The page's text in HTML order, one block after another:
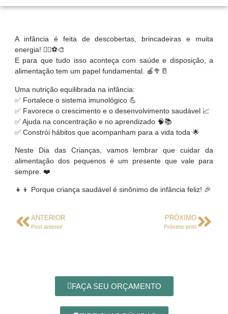
A infância é feita de descobertas, brincadeiras e muita
energia! 🏃‍♀️⚽🎨
E para que tudo isso aconteça com saúde e disposição, a
alimentação tem um papel fundamental. 🍎🥦🥛
Uma nutrição equilibrada na infância:
✅ Fortalece o sistema imunológico 💪
✅ Favorece o crescimento e o desenvolvimento saudável 📈
✅ Ajuda na concentração e no aprendizado 🧠📚
✅ Constrói hábitos que acompanham para a vida toda 🌟
Neste Dia das Crianças, vamos lembrar que cuidar da
alimentação dos pequenos é um presente que vale para
sempre. ❤️
👧👦 Porque criança saudável é sinônimo de infância feliz! 🎉
ANTERIOR
Post anterior
PRÓXIMO
Próximo post
FAÇA SEU ORÇAMENTO